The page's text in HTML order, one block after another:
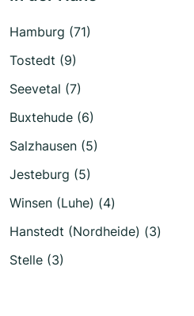
Hamburg (71)
Tostedt (9)
Seevetal (7)
Buxtehude (6)
Salzhausen (5)
Jesteburg (5)
Winsen (Luhe) (4)
Hanstedt (Nordheide) (3)
Stelle (3)